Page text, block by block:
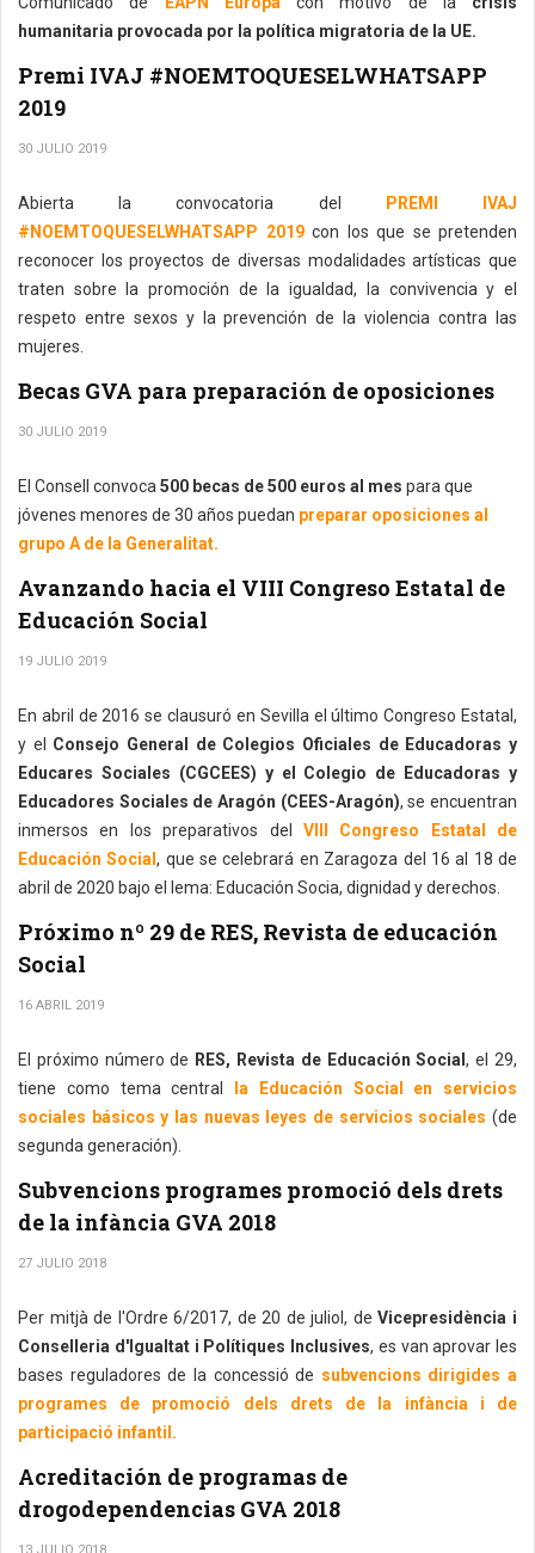
humanitaria provocada por la política migratoria de la UE.
Premi IVAJ #NOEMTOQUESELWHATSAPP
2019
30 JULIO 2019
Abierta la convocatoria del
PREMI IVAJ
#NOEMTOQUESELWHATSAPP 2019con los que se pretenden
reconocer los proyectos de diversas modalidades artísticas que
traten sobre la promoción de la igualdad, la convivencia y el
respeto entre sexos y la prevención de la violencia contra las
mujeres.
Becas GVA para preparación de oposiciones
30 JULIO 2019
El Consell convoca 500 becas de 500 euros al mes para que
jóvenes menores de 30 años puedan preparar oposiciones al
grupo A de la Generalitat.
Avanzando hacia el VIII Congreso Estatal de
Educación Social
19 JULIO 2019
En abril de 2016 se clausuró en Sevilla el último Congreso Estatal,
y el Consejo General de Colegios Oficiales de Educadoras y
Educares Sociales (CGCEES) y el Colegio de Educadoras y
Educadores Sociales de Aragón (CEES-Aragón), se encuentran
inmersos en los preparativos del VIII Congreso Estatal de
Educación Social, que se celebrará en Zaragoza del 16 al 18 de
abril de 2020 bajo el lema: Educación Socia, dignidad y derechos.
Próximo nº 29 de RES, Revista de educación
Social
16 ABRIL 2019
El próximo número de RES, Revista de Educación Social, el 29,
tiene como tema central
la Educación Social en servicios
sociales básicos y las nuevas leyes de servicios sociales (de
segunda generación).
Subvencions programes promoció dels drets
de la infància GVA 2018
27 JULIO 2018
Per mitjà de l'Ordre 6/2017, de 20 de juliol, deVicepresidència i
Conselleria d'Igualtat i Polítiques Inclusives, es van aprovar les
bases reguladores de la concessió de subvencions dirigides a
programes de promoció dels drets de la infància i de
participació infantil.
Acreditación de programas de
drogodependencias GVA 2018